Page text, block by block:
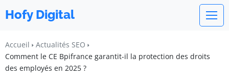
Hofy Digital
Accueil
Actualités SEO
Comment le CE Bpifrance garantit-il la protection des droits
des employés en 2025 ?